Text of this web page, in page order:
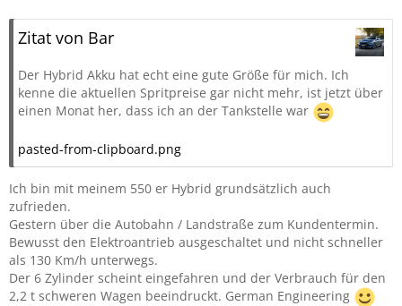
Zitat von Bar
Der Hybrid Akku hat echt eine gute Größe für mich. Ich
kenne die aktuellen Spritpreise gar nicht mehr, ist jetzt über
einen Monat her, dass ich an der Tankstelle war
pasted-from-clipboard.png
Ich bin mit meinem 550 er Hybrid grundsätzlich auch
zufrieden.
Gestern über die Autobahn / Landstraße zum Kundentermin.
Bewusst den Elektroantrieb ausgeschaltet und nicht schneller
als 130 Km/h unterwegs.
Der 6 Zylinder scheint eingefahren und der Verbrauch für den
2,2 t schweren Wagen beeindruckt. German Engineering